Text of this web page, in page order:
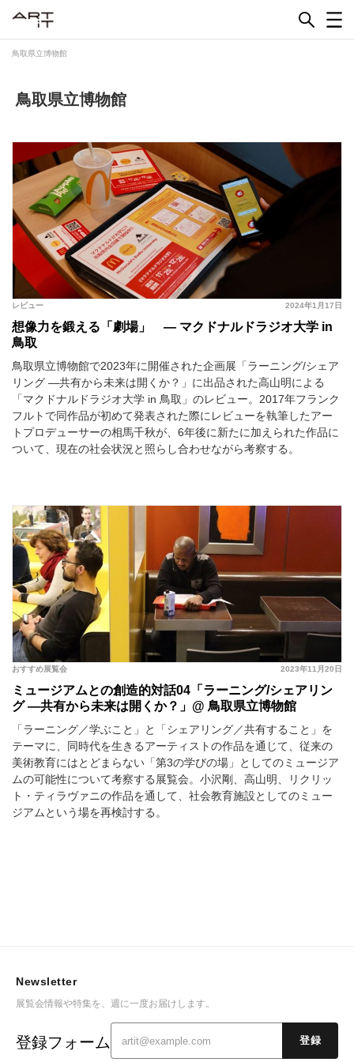
鳥取県立博物館
鳥取県立博物館
2024年1月17日
レビュー
想像力を鍛える「劇場」 ― マクドナルドラジオ大学 in
鳥取
鳥取県立博物館で2023年に開催された企画展「ラーニング/シェア
リング ―共有から未来は開くか？」に出品された高山明による
「マクドナルドラジオ大学 in 鳥取」のレビュー。2017年フランク
フルトで同作品が初めて発表された際にレビューを執筆したアー
トプロデューサーの相馬千秋が、6年後に新たに加えられた作品に
ついて、現在の社会状況と照らし合わせながら考察する。
2023年11月20日
おすすめ展覧会
ミュージアムとの創造的対話04「ラーニング/シェアリン
グ ―共有から未来は開くか？」@ 鳥取県立博物館
「ラーニング／学ぶこと」と「シェアリング／共有すること」を
テーマに、同時代を生きるアーティストの作品を通じて、従来の
美術教育にはとどまらない「第3の学びの場」としてのミュージア
ムの可能性について考察する展覧会。小沢剛、高山明、リクリッ
ト・ティラヴァニの作品を通して、社会教育施設としてのミュー
ジアムという場を再検討する。
Newsletter
展覧会情報や特集を、週に一度お届けします。
登録フォーム 登録